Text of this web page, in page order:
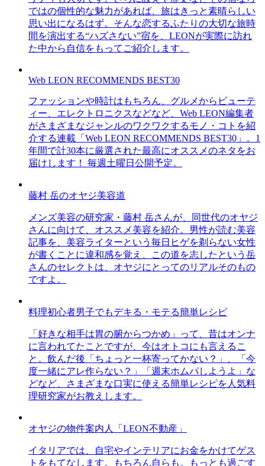
ではの個性的な魅力があれば、旅はきっと素晴らしい
思い出になるはず。そんな恋するふたりの大切な旅時
間を演出する“ハズさない”宿を、LEONが実際に訪れ
た中から自信をもってご紹介します。
Web LEON RECOMMENDS BEST30
ファッションや時計はもちろん、グルメからビューテ
ィー、エレクトロニクスなどなど、Web LEON編集者
がさまざまなジャンルのワクワクするモノ・コトを紹
介する連載「Web LEON RECOMMENDS BEST30」。1
年間で計30本に厳選された最高にオススメのネタをお
届けします！ 毎週土曜日公開予定。
藤村 岳のオヤジ美容道
メンズ美容の研究家・藤村 岳さんが、同世代のオヤジ
さんに向けて、オススメ美容を紹介。男性が読む美容
記事を、美容ライターという毎日ヒゲを剃らない女性
が書くことに違和感を覚え、この道を志したという岳
さんのセレクトは、オヤジにとってのリアルそのもの
ですよ。
料理初心者男子でもデキる・モテる簡単レシピ
「好きな相手は胃の腑からつかめ」って、昔はオンナ
に言われてたことですが、今はオトコにも言えるこ
と。飲んだ後「ちょっと一杯寄ってかない？」、「今
度一緒にアレ作らない？」「週末ホムパしようよ」な
どなど、さまざまな口実に使える簡単レシピを人気料
理研究家がお教えします。
オヤジの物件案内人「LEON不動産」
イタリアでは、自宅やインテリアにお金をかけてゲス
トをもてなします。もちろん自らも。もっとも過ごす